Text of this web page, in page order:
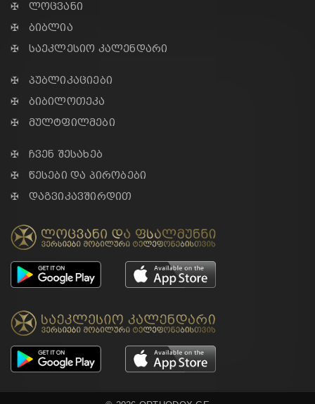
✠ ლოცვანი
✠ ბიბლია
✠ საეკლესიო კალენდარი
✠ პუბლიკაციები
✠ ბიბილოთეკა
✠ მულტფილმები
✠ ჩვენ შესახებ
✠ წესები და პირობები
✠ დაგვიკავშირდით